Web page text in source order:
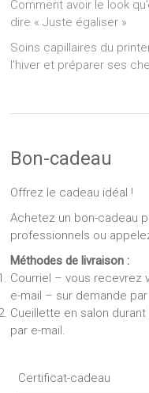
Comment avoir le look
dire « Juste égaliser »
Soins capillaires du
l’hiver et préparer ses
Bon-cadeau
Offrez le cadeau idéal !
Achetez un bon-cadeau
professionnels ou
Méthodes de livraison :
Courriel – vous recevrez
e-mail – sur demande
Cueillette en salon durant
par e-mail.
Certificat-cadeau